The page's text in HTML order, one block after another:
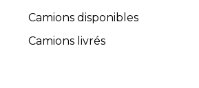
Camions disponibles
Camions livrés